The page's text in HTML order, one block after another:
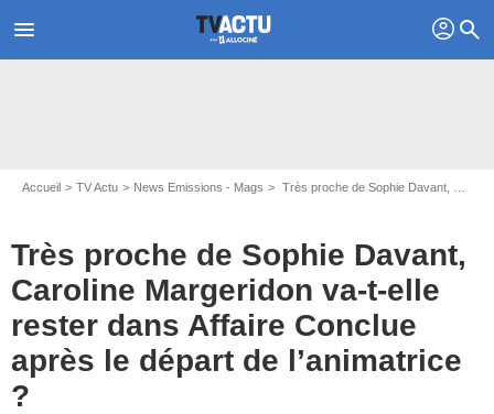
menu profil search
Accueil TV Actu News Emissions - Mags Très proche de Sophie Davant, Caroline Margeridon va-t-elle rester dans Affaire Conclue après le départ de l’animatrice ?
Très proche de Sophie Davant,
Caroline Margeridon va-t-elle
rester dans Affaire Conclue
après le départ de l’animatrice
?